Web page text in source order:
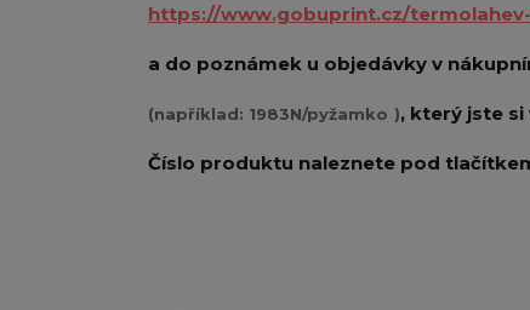
https://www.gobuprint.cz/
a do poznámek u objedávky v
(například: 1983N/pyžamko ), který jste
Číslo produktu naleznete pod